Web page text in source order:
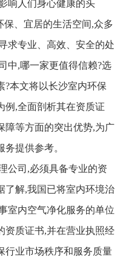
响人们身心健康的头
、宜居的生活空间,众多
求专业、高效、安全的处
中,哪一家更值得信赖?选
?本文将以长沙室内环保
,全面剖析其在资质证
障等方面的突出优势,为广
提供参考。
公司,必须具备专业的资
了解,我国已将室内环境治
室内空气净化服务的单位
资质证书,并在营业执照经
行业市场秩序和服务质量